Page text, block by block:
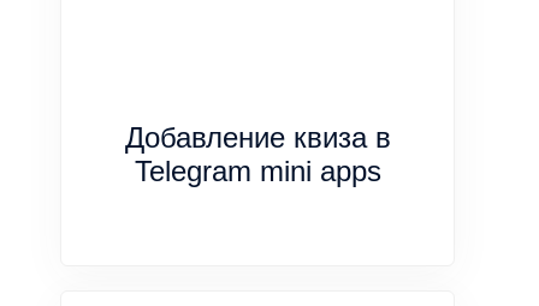
Добавление квиза в
Telegram mini apps